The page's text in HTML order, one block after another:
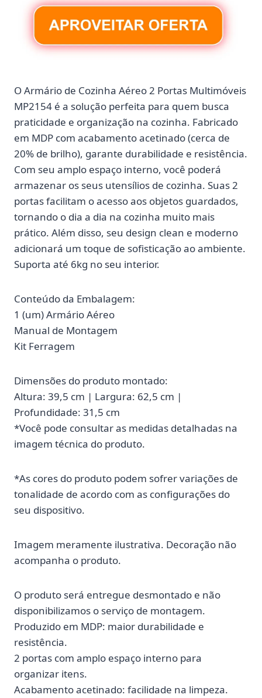
O Armário de Cozinha Aéreo 2 Portas Multimóveis
MP2154 é a solução perfeita para quem busca
praticidade e organização na cozinha. Fabricado
em MDP com acabamento acetinado (cerca de
20% de brilho), garante durabilidade e resistência.
Com seu amplo espaço interno, você poderá
armazenar os seus utensílios de cozinha. Suas 2
portas facilitam o acesso aos objetos guardados,
tornando o dia a dia na cozinha muito mais
prático. Além disso, seu design clean e moderno
adicionará um toque de sofisticação ao ambiente.
Suporta até 6kg no seu interior.
Conteúdo da Embalagem:
1 (um) Armário Aéreo
Manual de Montagem
Kit Ferragem
Dimensões do produto montado:
Altura: 39,5 cm | Largura: 62,5 cm |
Profundidade: 31,5 cm
*Você pode consultar as medidas detalhadas na
imagem técnica do produto.
*As cores do produto podem sofrer variações de
tonalidade de acordo com as configurações do
seu dispositivo.
Imagem meramente ilustrativa. Decoração não
acompanha o produto.
O produto será entregue desmontado e não
disponibilizamos o serviço de montagem.
Produzido em MDP: maior durabilidade e
resistência.
2 portas com amplo espaço interno para
organizar itens.
Acabamento acetinado: facilidade na limpeza.